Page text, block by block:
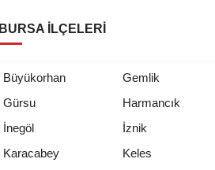
BURSA İLÇELERI
Büyükorhan
Gemlik
Gürsu
Harmancık
İnegöl
İznik
Karacabey
Keles